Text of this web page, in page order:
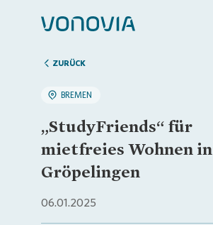
Zuhause finden
Mein Zuhause
Meine Stadt
ZURÜCK
BREMEN
„StudyFriends“ für
mietfreies Wohnen in
Gröpelingen
06.01.2025